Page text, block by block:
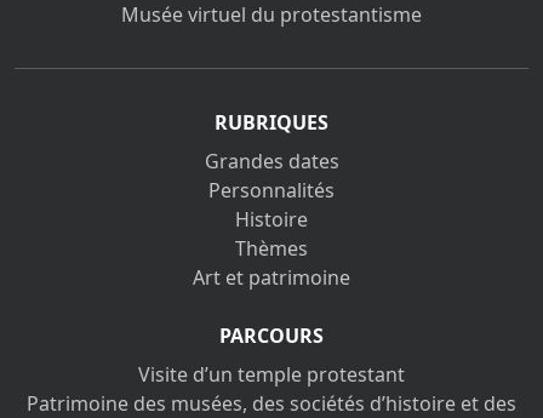
Musée virtuel du protestantisme
RUBRIQUES
Grandes dates
Personnalités
Histoire
Thèmes
Art et patrimoine
PARCOURS
Visite d’un temple protestant
Patrimoine des musées, des sociétés d’histoire et des